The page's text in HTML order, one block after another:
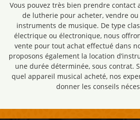
Vous pouvez très bien prendre contact
de lutherie pour acheter, vendre
instruments de musique. De type
électrique ou électronique, nous
vente pour tout achat effectué dans
proposons également la location
une durée déterminée, sous contrat.
quel appareil musical acheté, nos
donner les conseils